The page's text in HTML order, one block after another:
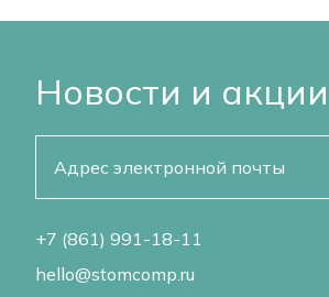
Новости и акции
+7 (861) 991-18-11
hello@stomcomp.ru